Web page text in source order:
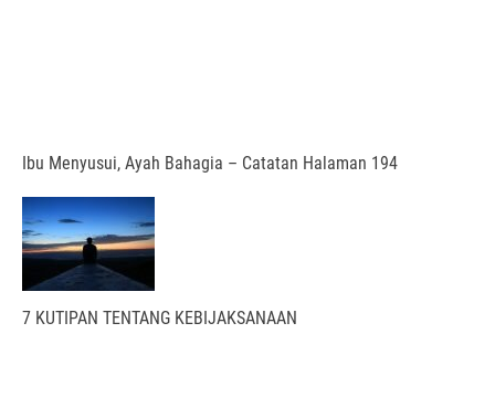
Ibu Menyusui, Ayah Bahagia – Catatan Halaman 194
7 KUTIPAN TENTANG KEBIJAKSANAAN